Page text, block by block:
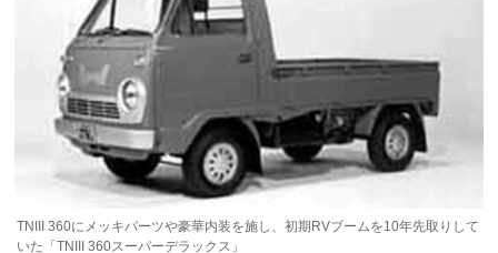
TNIII 360にメッキパーツや豪華内装を施し、初期RVブームを10年先取りして
いた「TNIII 360スーパーデラックス」